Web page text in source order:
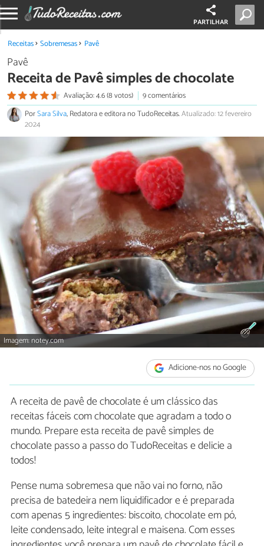
PARTILHAR
Receitas Sobremesas Pavê
Pavê
Receita de Pavê simples de chocolate
Avaliação: 4.6 (8 votos)
9 comentários
PorSara Silva, Redatora e editora no TudoReceitas.Atualizado: 12 fevereiro
2024
Imagem: notey.com
Adicione-nos no Google
A receita de pavê de chocolate é um clássico das
receitas fáceis com chocolate que agradam a todo o
mundo. Prepare esta receita de pavê simples de
chocolate passo a passo do TudoReceitas e delicie a
todos!
Pense numa sobremesa que não vai no forno, não
precisa de batedeira nem liquidificador e é preparada
com apenas 5 ingredientes: biscoito, chocolate em pó,
leite condensado, leite integral e maisena. Com esses